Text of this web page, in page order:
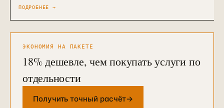
ПОДРОБНЕЕ →
ЭКОНОМИЯ НА ПАКЕТЕ
18% дешевле, чем покупать услуги по
отдельности
Получить точный расчёт→